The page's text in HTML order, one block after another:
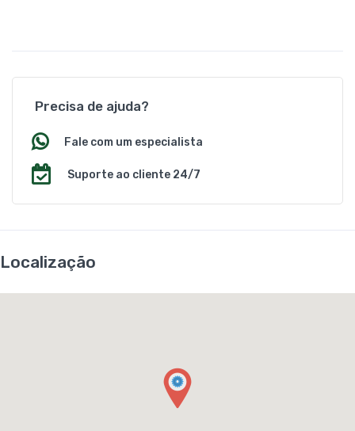
Precisa de ajuda?
Fale com um especialista
Suporte ao cliente 24/7
Localização